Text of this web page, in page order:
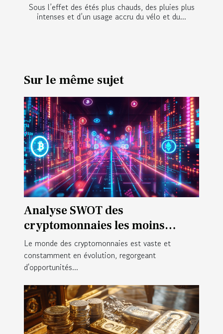
Sous l’effet des étés plus chauds, des pluies plus
intenses et d’un usage accru du vélo et du...
Sur le même sujet
Analyse SWOT des
cryptomonnaies les moins
connues avec un fort potentiel
de croissance
Le monde des cryptomonnaies est vaste et
constamment en évolution, regorgeant
d'opportunités...